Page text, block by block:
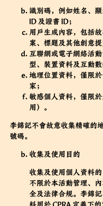
識別碼，例如姓名、
ID 及證書 ID；
用戶生成內容，包括
案、標題及其他創意提
互聯網或電子網絡活
型、裝置資料及互動數
地理位置資料，僅限
家；
敏感個人資料，僅限
用）。
李錦記不會故意收集精確的
號碼。
收集及使用目的
收集及使用個人資料
不限於本活動管理、
全及法律合規。李錦